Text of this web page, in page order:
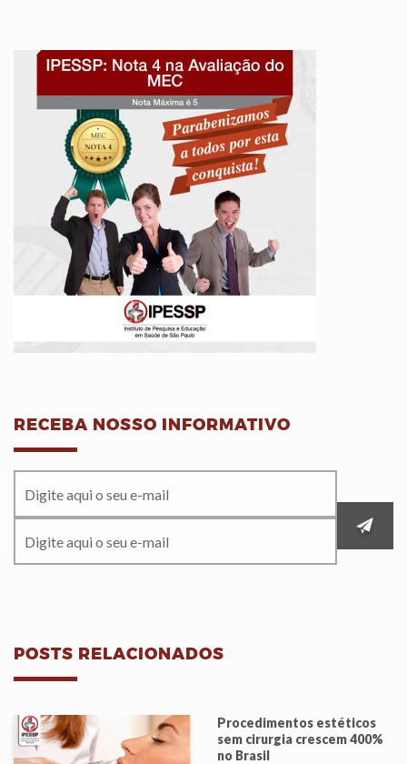
RECEBA NOSSO INFORMATIVO
POSTS RELACIONADOS
Procedimentos estéticos
sem cirurgia crescem 400%
no Brasil